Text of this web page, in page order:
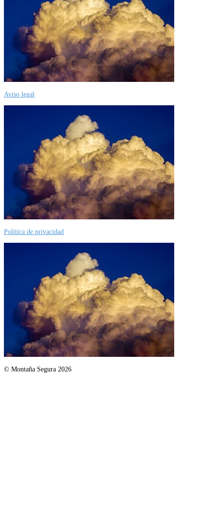
Aviso legal
Política de privacidad
© Montaña Segura 2026